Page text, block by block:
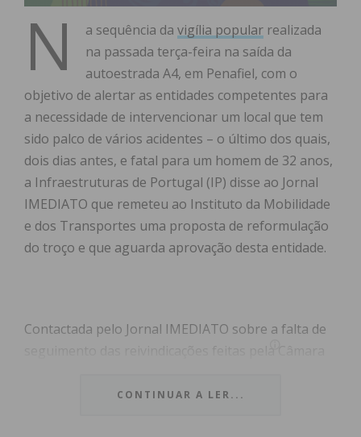
N a sequência da vigília popular realizada
na passada terça-feira na saída da
autoestrada A4, em Penafiel, com o
objetivo de alertar as entidades competentes para
a necessidade de intervencionar um local que tem
sido palco de vários acidentes – o último dos quais,
dois dias antes, e fatal para um homem de 32 anos,
a Infraestruturas de Portugal (IP) disse ao Jornal
IMEDIATO que remeteu ao Instituto da Mobilidade
e dos Transportes uma proposta de reformulação
do troço e que aguarda aprovação desta entidade.
Contactada pelo Jornal IMEDIATO sobre a falta de
implementada uma solução na saída da A4, na
CONTINUAR A LER...